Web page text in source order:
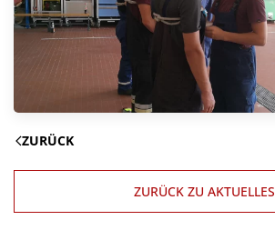
ZURÜCK
ZURÜCK ZU AKTUELLES